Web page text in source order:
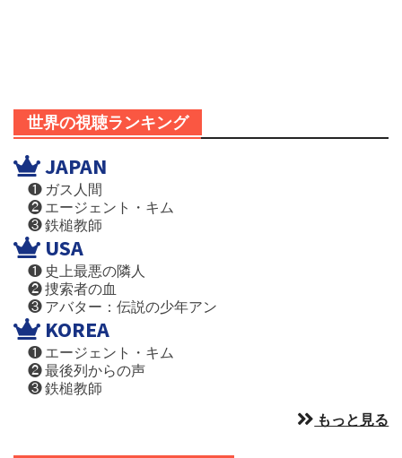
世界の視聴ランキング
JAPAN
❶ ガス人間
❷ エージェント・キム
❸ 鉄槌教師
USA
❶ 史上最悪の隣人
❷ 捜索者の血
❸ アバター：伝説の少年アン
KOREA
❶ エージェント・キム
❷ 最後列からの声
❸ 鉄槌教師
もっと見る